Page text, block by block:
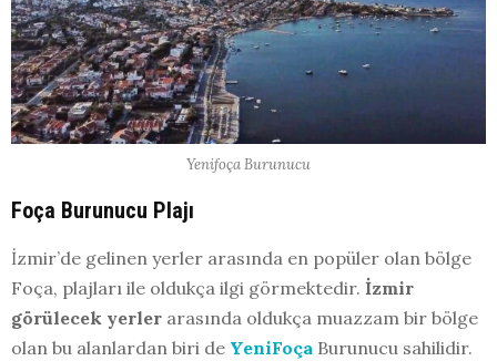
Yenifoça Burunucu
Foça Burunucu Plajı
İzmir’de gelinen yerler arasında en popüler olan bölge
Foça, plajları ile oldukça ilgi görmektedir. İzmir
görülecek yerler arasında oldukça muazzam bir bölge
olan bu alanlardan biri de YeniFoça Burunucu sahilidir.